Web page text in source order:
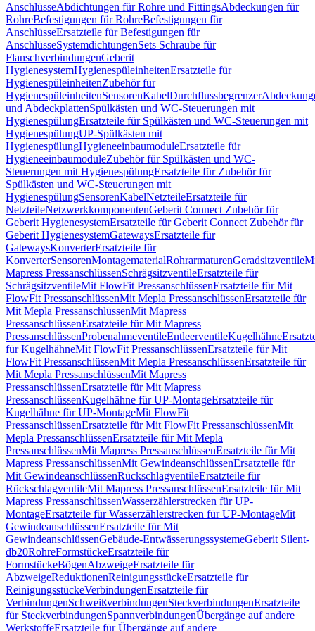
AnschlüsseAbdichtungen für Rohre und FittingsAbdeckungen für
RohreBefestigungen für RohreBefestigungen für
AnschlüsseErsatzteile für Befestigungen für
AnschlüsseSystemdichtungenSets Schraube für
FlanschverbindungenGeberit
HygienesystemHygienespüleinheitenErsatzteile für
HygienespüleinheitenZubehör für
HygienespüleinheitenSensorenKabelDurchflussbegrenzer
und AbdeckplattenSpülkästen und WC-Steuerungen mit
HygienespülungErsatzteile für Spülkästen und WC-Steuerungen mit
HygienespülungUP-Spülkästen mit
HygienespülungHygieneeinbaumoduleErsatzteile für
HygieneeinbaumoduleZubehör für Spülkästen und WC-
Steuerungen mit HygienespülungErsatzteile für Zubehör für
Spülkästen und WC-Steuerungen mit
HygienespülungSensorenKabelNetzteileErsatzteile für
NetzteileNetzwerkkomponentenGeberit Connect Zubehör für
Geberit HygienesystemErsatzteile für Geberit Connect Zubehör für
Geberit HygienesystemGatewaysErsatzteile für
GatewaysKonverterErsatzteile für
KonverterSensorenMontagematerialRohrarmaturenGeradsitzventile
Mapress PressanschlüssenSchrägsitzventileErsatzteile für
SchrägsitzventileMit FlowFit PressanschlüssenErsatzteile für Mit
FlowFit PressanschlüssenMit Mepla PressanschlüssenErsatzteile für
Mit Mepla PressanschlüssenMit Mapress
PressanschlüssenErsatzteile für Mit Mapress
PressanschlüssenProbenahmeventileEntleerventileKugelhähne
für KugelhähneMit FlowFit PressanschlüssenErsatzteile für Mit
FlowFit PressanschlüssenMit Mepla PressanschlüssenErsatzteile für
Mit Mepla PressanschlüssenMit Mapress
PressanschlüssenErsatzteile für Mit Mapress
PressanschlüssenKugelhähne für UP-MontageErsatzteile für
Kugelhähne für UP-MontageMit FlowFit
PressanschlüssenErsatzteile für Mit FlowFit PressanschlüssenMit
Mepla PressanschlüssenErsatzteile für Mit Mepla
PressanschlüssenMit Mapress PressanschlüssenErsatzteile für Mit
Mapress PressanschlüssenMit GewindeanschlüssenErsatzteile für
Mit GewindeanschlüssenRückschlagventileErsatzteile für
RückschlagventileMit Mapress PressanschlüssenErsatzteile für Mit
Mapress PressanschlüssenWasserzählerstrecken für UP-
MontageErsatzteile für Wasserzählerstrecken für UP-MontageMit
GewindeanschlüssenErsatzteile für Mit
GewindeanschlüssenGebäude-EntwässerungssystemeGeberit Silent-
db20RohreFormstückeErsatzteile für
FormstückeBögenAbzweigeErsatzteile für
AbzweigeReduktionenReinigungsstückeErsatzteile für
ReinigungsstückeVerbindungenErsatzteile für
VerbindungenSchweißverbindungenSteckverbindungenErsatzteile
für SteckverbindungenSpannverbindungenÜbergänge auf andere
WerkstoffeErsatzteile für Übergänge auf andere